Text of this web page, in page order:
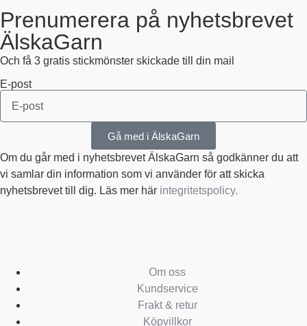
Prenumerera på nyhetsbrevet
ÄlskaGarn
Och få 3 gratis stickmönster skickade till din mail
E-post
Gå med i ÄlskaGarn
Om du går med i nyhetsbrevet ÄlskaGarn så godkänner du att
vi samlar din information som vi använder för att skicka
nyhetsbrevet till dig. Läs mer här integritetspolicy.
Om oss
Kundservice
Frakt & retur
Köpvillkor